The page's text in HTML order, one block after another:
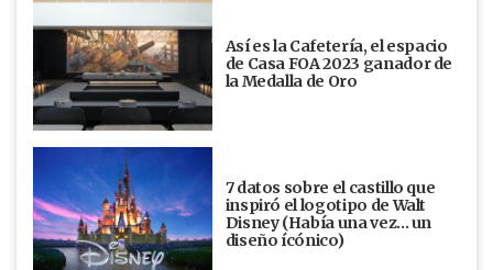
Así es la Cafetería, el espacio
de Casa FOA 2023 ganador de
la Medalla de Oro
7 datos sobre el castillo que
inspiró el logotipo de Walt
Disney (Había una vez... un
diseño ícónico)